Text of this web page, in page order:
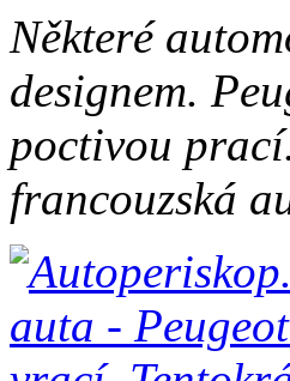
Některé
designem.
poctivou
francouzská